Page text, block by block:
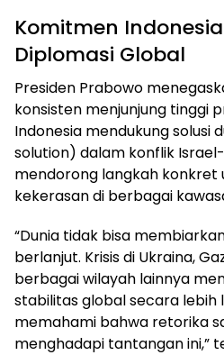
Komitmen
Diplomasi Global
Presiden Prabowo
konsisten menjunjung tinggi
Indonesia mendukung
solution) dalam konflik
mendorong langkah konkret
kekerasan di berbagai
“Dunia tidak bisa
berlanjut. Krisis di Ukraina,
berbagai wilayah lainnya
stabilitas global secara lebih
memahami bahwa retorika
menghadapi tantangan ini,”